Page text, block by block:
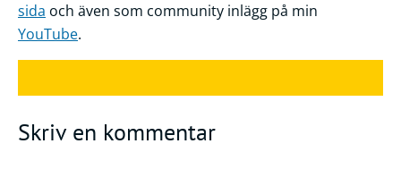
sida och även som community inlägg på min
YouTube.
Skriv en kommentar